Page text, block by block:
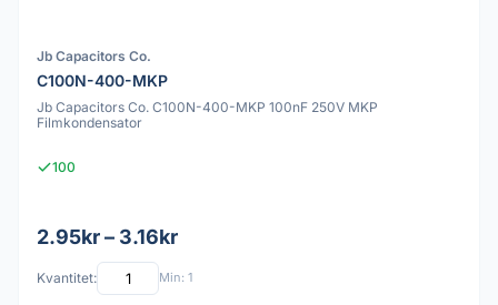
Jb Capacitors Co.
C100N-400-MKP
Jb Capacitors Co. C100N-400-MKP 100nF 250V MKP
Filmkondensator
100
2.95kr – 3.16kr
Kvantitet: Min: 1